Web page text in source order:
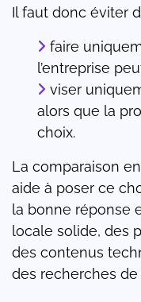
Il faut donc éviter
faire
l’entreprise
viser
alors que la
choix.
La comparaison
aide à poser ce
la bonne réponse
locale solide, des
des contenus
des recherches de